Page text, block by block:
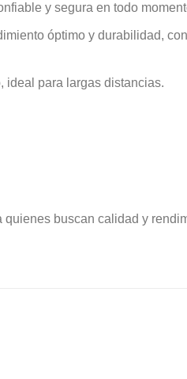
y segura en todo
óptimo y durabilidad,
ideal para largas distancias.
buscan calidad y